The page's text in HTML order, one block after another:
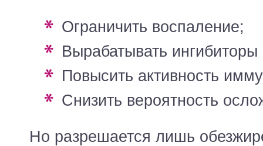
ограничить воспаление;
вырабатывать
повысить активность
снизить вероятность
Но разрешается лишь